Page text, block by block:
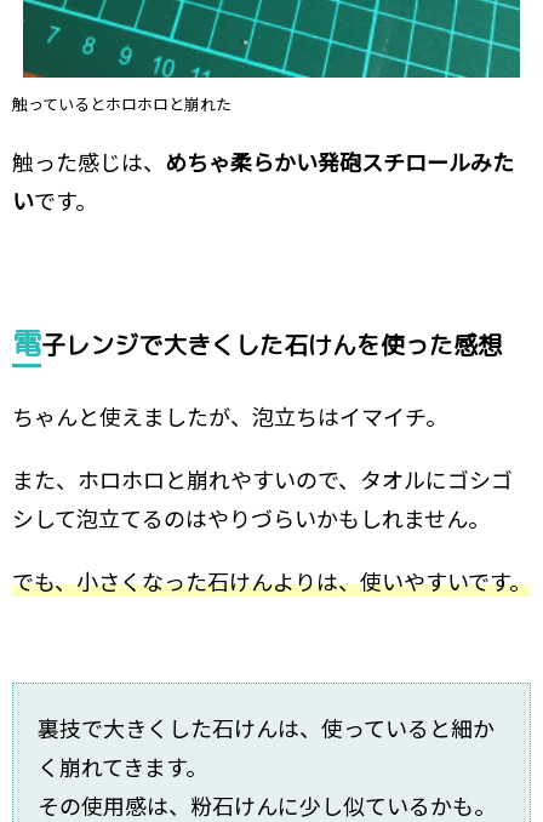
触っているとホロホロと崩れた
触った感じは、 めちゃ柔らかい発砲スチロールみた
いです。
電子レンジで大きくした石けんを使った感想
ちゃんと使えましたが、泡立ちはイマイチ。
また、ホロホロと崩れやすいので、タオルにゴシゴ
シして泡立てるのはやりづらいかもしれません。
でも、小さくなった石けんよりは、使いやすいです。
裏技で大きくした石けんは、使っていると細か
く崩れてきます。
その使用感は、粉石けんに少し似ているかも。